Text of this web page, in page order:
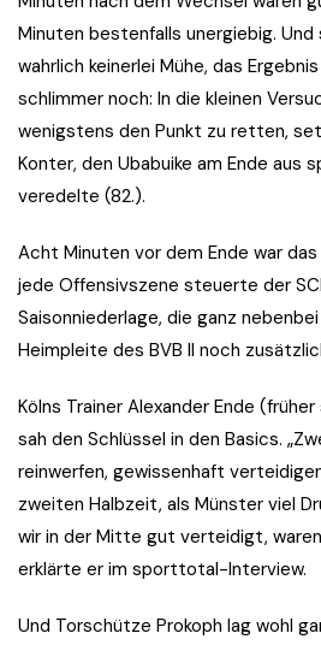
Minuten bestenfalls unergiebig.
wahrlich keinerlei Mühe, das
schlimmer noch: In die kleinen
wenigstens den Punkt zu retten,
Konter, den Ubabuike am Ende aus
veredelte (82.).
Acht Minuten vor dem Ende war
jede Offensivszene steuerte der
Saisonniederlage, die ganz
Heimpleite des BVB II noch
Kölns Trainer Alexander Ende
sah den Schlüssel in den Basics.
reinwerfen, gewissenhaft
zweiten Halbzeit, als Münster viel
wir in der Mitte gut verteidigt, waren
erklärte er im sporttotal-Interview.
Und Torschütze Prokoph lag wohl